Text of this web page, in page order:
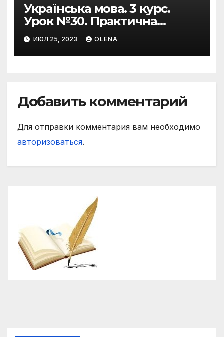
Українська мова. 3 курс.
Урок №30. Практична
риторика. Оцінювальні
жанри. Характеристика
ИЮЛ 25, 2023 OLENA
Добавить комментарий
Для отправки комментария вам необходимо
авторизоваться.